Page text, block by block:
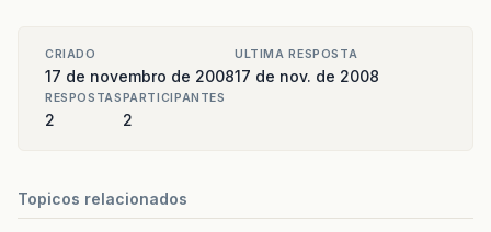
Conexao conexao = new Conexao();
Auditoria audita
Statement
stmt.executeUpdate("insert into
CRIADO
17 de novembro de 2008
ULTIMA RESPOSTA
17 de nov. de 2008
RESPOSTAS
2
PARTICIPANTES
2
Topicos relacionados